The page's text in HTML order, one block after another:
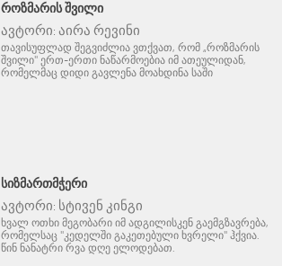
ᲠᲝᲖᲛᲐᲠᲘᲡ ᲨᲕᲘᲚᲘ
ავტორი: აირა რევინი
თავისუფლად შეგვიძლია ვთქვათ, რომ „როზმარის
შვილი" ერთ-ერთი ნაწარმოებია იმ ათეულიდან,
რომელმაც დიდი გავლენა მოახდინა საში
ᲡᲘᲖᲛᲐᲠᲗᲛᲭᲔᲠᲘ
ავტორი: სტივენ კინგი
ხვალ ოთხი მეგობარი იმ ადგილისკენ გაემგზავრება,
რომელსაც "კედელში გაკეთებული ხვრელი" ჰქვია.
წინ ნანატრი რვა დღე ელოდებათ.